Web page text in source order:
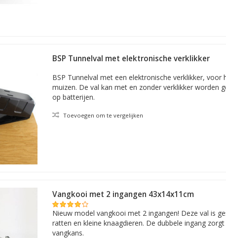
BSP Tunnelval met elektronische verklikker
BSP Tunnelval met een elektronische verklikker, voor
muizen. De val kan met en zonder verklikker worden
op batterijen.
Toevoegen om te vergelijken
Vangkooi met 2 ingangen 43x14x11cm
Nieuw model vangkooi met 2 ingangen! Deze val is
ratten en kleine knaagdieren. De dubbele ingang
vangkans.